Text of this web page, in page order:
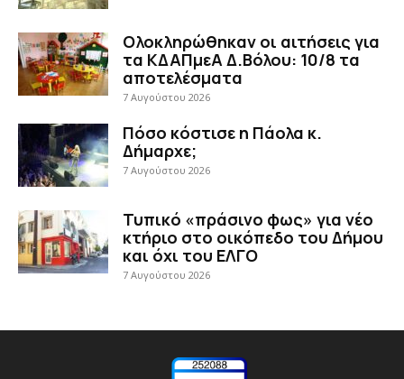
Ολοκληρώθηκαν οι αιτήσεις για
τα ΚΔΑΠμεΑ Δ.Βόλου: 10/8 τα
αποτελέσματα
7 Αυγούστου 2026
Πόσο κόστισε η Πάολα κ.
Δήμαρχε;
7 Αυγούστου 2026
Τυπικό «πράσινο φως» για νέο
κτήριο στο οικόπεδο του Δήμου
και όχι του ΕΛΓΟ
7 Αυγούστου 2026